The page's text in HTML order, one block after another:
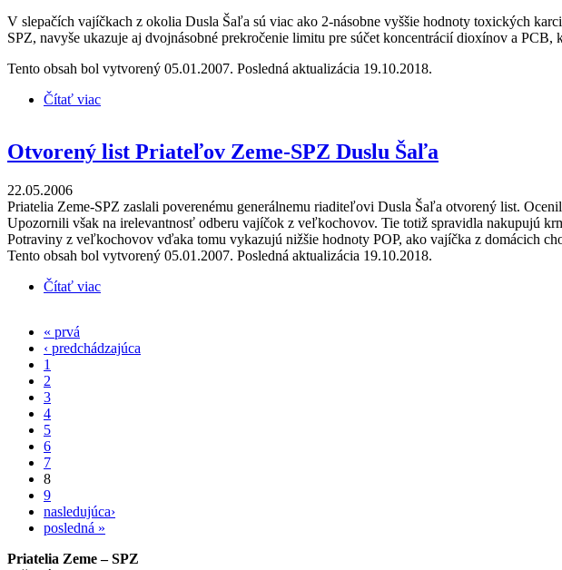
V slepačích vajíčkach z okolia Dusla Šaľa sú viac ako 2-násobne vyššie hodnoty toxických
SPZ, navyše ukazuje aj dvojnásobné prekročenie limitu pre súčet koncentrácií dioxínov a
Tento obsah bol vytvorený 05.01.2007. Posledná aktualizácia 19.10.2018.
Čítať viac
Otvorený list Priateľov Zeme-SPZ Duslu Šaľa
22.05.2006
Priatelia Zeme-SPZ zaslali poverenému generálnemu riaditeľovi Dusla Šaľa otvorený list.
Upozornili však na irelevantnosť odberu vajíčok z veľkochovov. Tie totiž spravidla nakupujú
Potraviny z veľkochovov vďaka tomu vykazujú nižšie hodnoty POP, ako vajíčka z domácich
Tento obsah bol vytvorený 05.01.2007. Posledná aktualizácia 19.10.2018.
Čítať viac
Stránky
« prvá
‹ predchádzajúca
1
2
3
4
5
6
7
8
9
nasledujúca›
posledná »
Priatelia Zeme – SPZ